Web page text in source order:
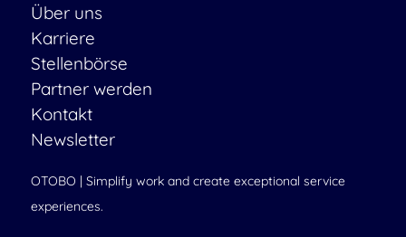
Über uns
Karriere
Stellenbörse
Partner werden
Kontakt
Newsletter
OTOBO | Simplify work and create exceptional service
experiences.